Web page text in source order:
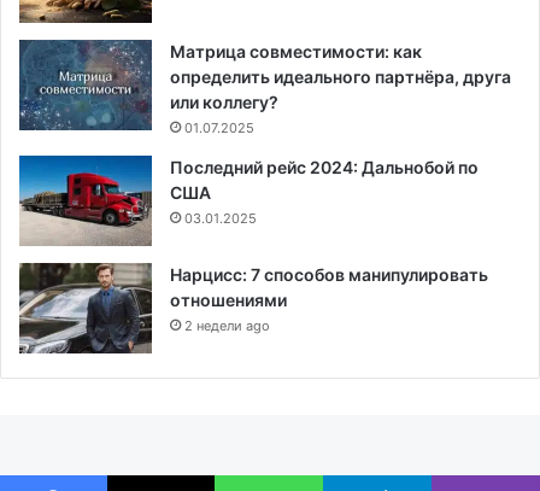
Матрица совместимости: как
определить идеального партнёра, друга
или коллегу?
01.07.2025
Последний рейс 2024: Дальнобой по
США
03.01.2025
Нарцисс: 7 способов манипулировать
отношениями
2 недели ago